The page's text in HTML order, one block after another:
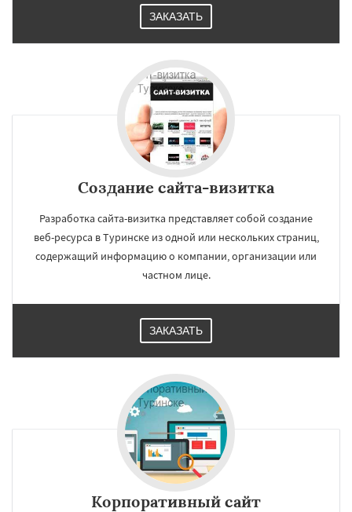
ЗАКАЗАТЬ
Создание сайта-визитка
Разработка сайта-визитка представляет собой создание
веб-ресурса в Туринске из одной или нескольких страниц,
содержащий информацию о компании, организации или
частном лице.
ЗАКАЗАТЬ
Корпоративный сайт